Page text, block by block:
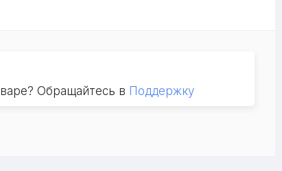
Обращайтесь в Поддержку